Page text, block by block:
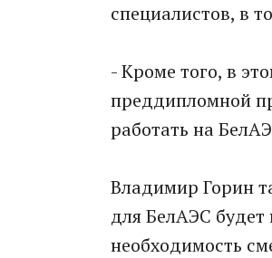
специалистов, в
- Кроме того, в
преддипломной
работать на
Владимир Горин
для БелАЭС будет
необходимость